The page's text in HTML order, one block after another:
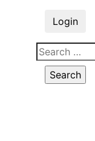
Login